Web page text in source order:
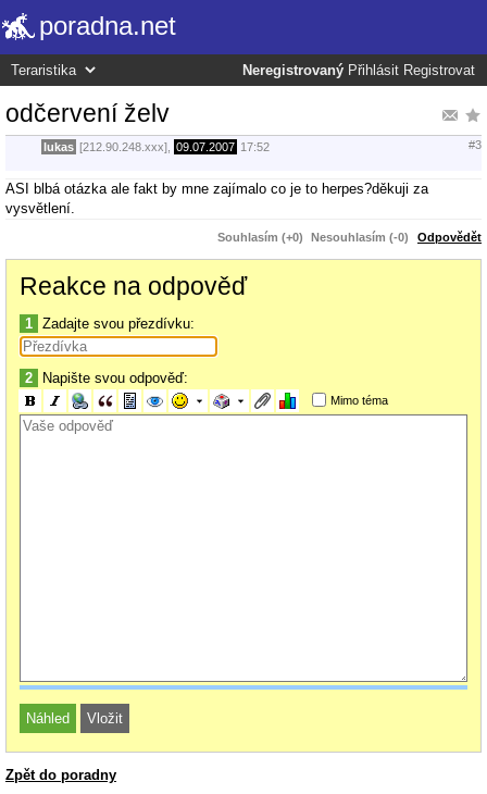
poradna.net
Neregistrovaný Přihlásit Registrovat
odčervení želv
lukas [212.90.248.xxx], 09.07.2007 17:52 #3
ASI blbá otázka ale fakt by mne zajímalo co je to herpes?děkuji za
vysvětlení.
Souhlasím (+0) Nesouhlasím (-0) Odpovědět
Reakce na odpověď
1 Zadajte svou přezdívku:
2 Napište svou odpověď:
Mimo téma
Zpět do poradny